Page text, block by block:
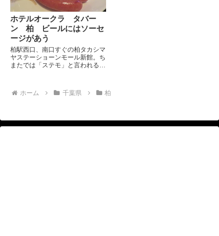
ホテルオークラ タバー
ン 柏 ビールにはソーセ
ージがあう
柏駅西口、南口すぐの柏タカシマ
ヤステーショーンモール新館。ち
またでは「ステモ」と言われる施
構苦戦している様子。レストラン
もオープン当初よりずいぶん変わ
ホーム 千葉県 柏